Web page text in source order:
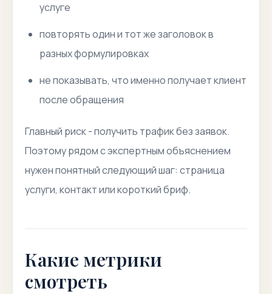
услуге
повторять один и тот же заголовок в
разных формулировках
не показывать, что именно получает клиент
после обращения
Главный риск - получить трафик без заявок.
Поэтому рядом с экспертным объяснением
нужен понятный следующий шаг: страница
услуги, контакт или короткий бриф.
Какие метрики
смотреть